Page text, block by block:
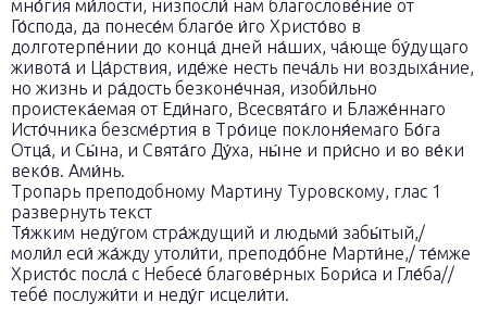
мно́гия ми́лости, низпосли́ нам благослове́ние от
Го́спода, да понесе́м благо́е и́го Христо́во в
долготерпе́нии до конца́ дней на́ших, ча́юще бу́дущаго
живота́ и Ца́рствия, иде́же несть печа́ль ни воздыха́ние,
но жизнь и ра́дость безконе́чная, изоби́льно
проистека́емая от Еди́наго, Всесвята́го и Блаже́ннаго
Исто́чника безсме́ртия в Тро́ице поклоня́емаго Бо́га
Отца́, и Сы́на, и Свята́го Ду́ха, ны́не и при́сно и во ве́ки
веко́в. Ами́нь.
Тропарь преподобному Мартину Туровскому, глас 1
развернуть текст
Тя́жким неду́гом стpа́ждущий и людьми́ забы́тый,/
моли́л еси́ жа́жду утоли́ти, пpеподо́бне Маpти́не,/ те́мже
Хpисто́с посла́ с Небесе́ благове́pных Боpи́са и Гле́ба//
тебе́ послужи́ти и неду́г исцели́ти.